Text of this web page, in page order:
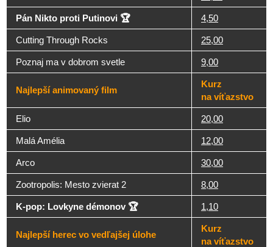
Pán Nikto proti Putinovi 🏆 4,50
Cutting Through Rocks 25,00
Poznaj ma v dobrom svetle 9,00
Najlepší animovaný film
Kurz
na víťazstvo
Elio 20,00
Malá Amélia 12,00
Arco 30,00
Zootropolis: Mesto zvierat 2 8,00
K-pop: Lovkyne démonov 🏆 1,10
Najlepší herec vo vedľajšej úlohe
Kurz
na víťazstvo